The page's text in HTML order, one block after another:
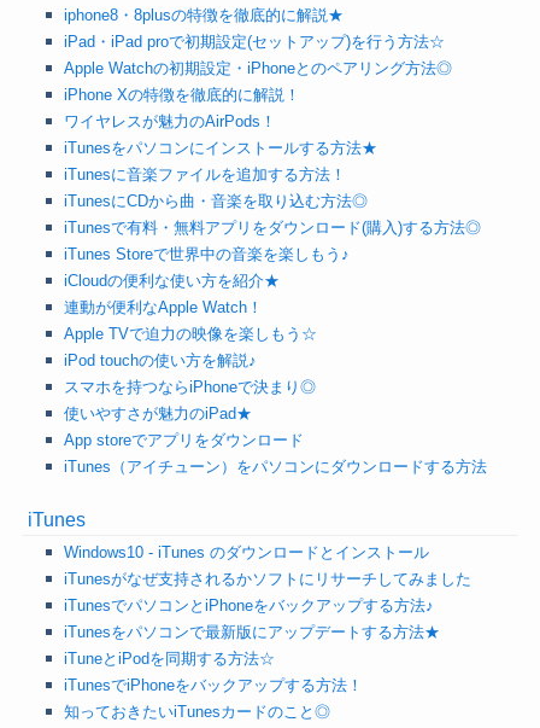
iphone8・8plusの特徴を徹底的に解説★
iPad・iPad proで初期設定(セットアップ)を行う方法☆
Apple Watchの初期設定・iPhoneとのペアリング方法◎
iPhone Xの特徴を徹底的に解説！
ワイヤレスが魅力のAirPods！
iTunesをパソコンにインストールする方法★
iTunesに音楽ファイルを追加する方法！
iTunesにCDから曲・音楽を取り込む方法◎
iTunesで有料・無料アプリをダウンロード(購入)する方法◎
iTunes Storeで世界中の音楽を楽しもう♪
iCloudの便利な使い方を紹介★
連動が便利なApple Watch！
Apple TVで迫力の映像を楽しもう☆
iPod touchの使い方を解説♪
スマホを持つならiPhoneで決まり◎
使いやすさが魅力のiPad★
App storeでアプリをダウンロード
iTunes（アイチューン）をパソコンにダウンロードする方法
iTunes
Windows10 - iTunes のダウンロードとインストール
iTunesがなぜ支持されるかソフトにリサーチしてみました
iTunesでパソコンとiPhoneをバックアップする方法♪
iTunesをパソコンで最新版にアップデートする方法★
iTuneとiPodを同期する方法☆
iTunesでiPhoneをバックアップする方法！
知っておきたいiTunesカードのこと◎